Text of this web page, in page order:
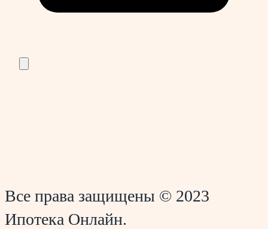
Все права защищены © 2023
Ипотека Онлайн.